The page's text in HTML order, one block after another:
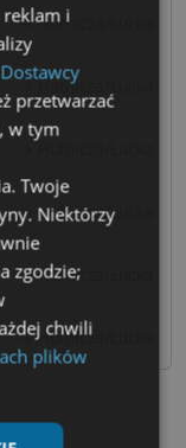
→ Hutnicza/Łucka
→ Hutnicza/Łucka
→ Hutnicza/Łucka
→ Hutnicza/Łucka
→ Hutnicza/Łucka
→ Hutnicza/Łucka
i
Dostawcy
przetwarzać
w tym
Twoje
Niektórzy
zgodzie;
chwili
plików